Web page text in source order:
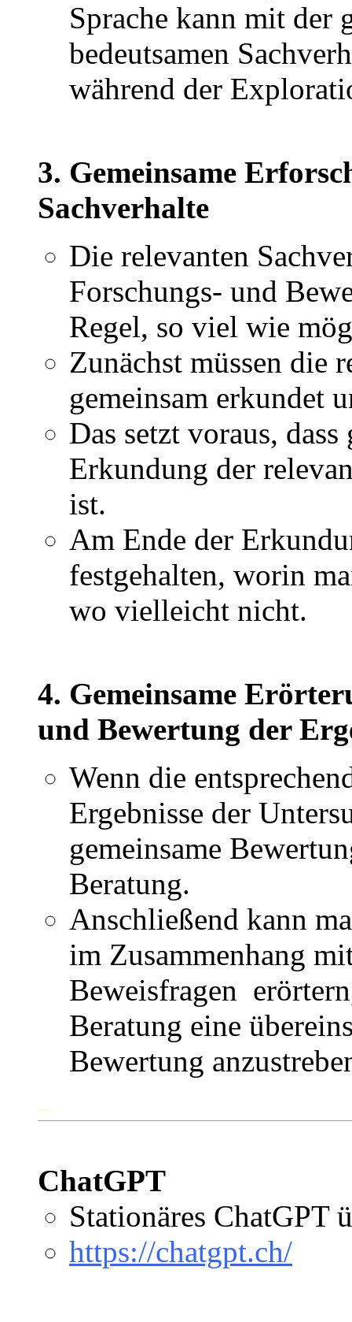
Sprache kann mit der
bedeutsamen
während der
3. Gemeinsame
Sachverhalte
Die relevanten
Forschungs- und
Regel, so viel wie
Zunächst müssen die
gemeinsam erkundet
Das setzt voraus,
Erkundung der
ist.
Am Ende der
festgehalten, worin
wo vielleicht nicht.
4. Gemeinsame
und Bewertung der
Wenn die
Ergebnisse der
gemeinsame
Beratung.
Anschließend kann
im Zusammenhang
Beweisfragen
Beratung eine
Bewertung
ChatGPT
Stationäres ChatGPT
https://chatgpt.ch/